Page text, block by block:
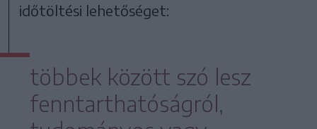
időtöltési lehetőséget:
többek között szó lesz
fenntarthatóságról,